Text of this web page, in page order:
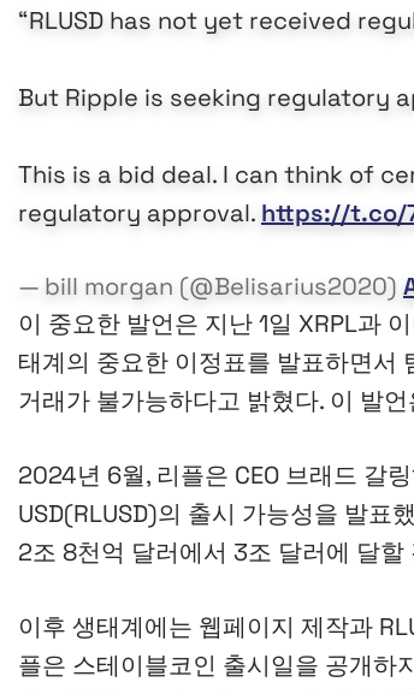
“RLUSD has not yet received
But Ripple is seeking regulatory
This is a bid deal. I can think of
regulatory approval. https://t.co/
— bill morgan (@Belisarius2020)
이 중요한 발언은 지난 1일 XRPL과
태계의 중요한 이정표를 발표하면서
거래가 불가능하다고 밝혔다. 이 발
2024년 6월, 리플은 CEO 브래드 갈
USD(RLUSD)의 출시 가능성을 발표
2조 8천억 달러에서 3조 달러에 달
이후 생태계에는 웹페이지 제작과
플은 스테이블코인 출시일을 공개하